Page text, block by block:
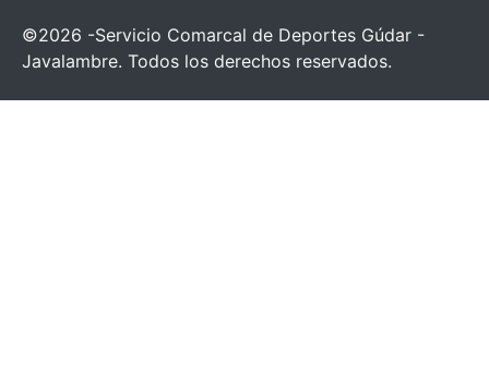
©2026 -Servicio Comarcal de Deportes Gúdar -
Javalambre. Todos los derechos reservados.